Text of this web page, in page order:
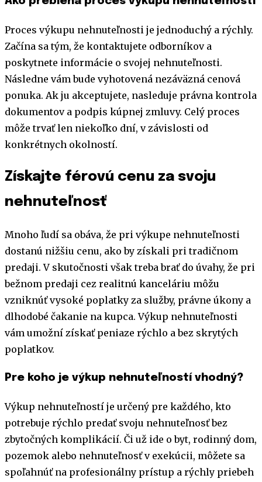
Proces výkupu nehnuteľnosti je jednoduchý a rýchly.
Začína sa tým, že kontaktujete odborníkov a
poskytnete informácie o svojej nehnuteľnosti.
Následne vám bude vyhotovená nezáväzná cenová
ponuka. Ak ju akceptujete, nasleduje právna kontrola
dokumentov a podpis kúpnej zmluvy. Celý proces
môže trvať len niekoľko dní, v závislosti od
konkrétnych okolností.
Získajte férovú cenu za svoju
nehnuteľnosť
Mnoho ľudí sa obáva, že pri výkupe nehnuteľnosti
dostanú nižšiu cenu, ako by získali pri tradičnom
predaji. V skutočnosti však treba brať do úvahy, že pri
bežnom predaji cez realitnú kanceláriu môžu
vzniknúť vysoké poplatky za služby, právne úkony a
dlhodobé čakanie na kupca. Výkup nehnuteľnosti
vám umožní získať peniaze rýchlo a bez skrytých
poplatkov.
Pre koho je výkup nehnuteľností vhodný?
Výkup nehnuteľností je určený pre každého, kto
potrebuje rýchlo predať svoju nehnuteľnosť bez
zbytočných komplikácií. Či už ide o byt, rodinný dom,
pozemok alebo nehnuteľnosť v exekúcii, môžete sa
spoľahnúť na profesionálny prístup a rýchly priebeh